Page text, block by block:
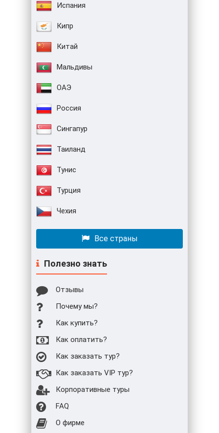
Испания
Кипр
Китай
Мальдивы
ОАЭ
Россия
Сингапур
Таиланд
Тунис
Турция
Чехия
Все страны
Полезно знать
Отзывы
Почему мы?
Как купить?
Как оплатить?
Как заказать тур?
Как заказать VIP тур?
Корпоративные туры
FAQ
О фирме